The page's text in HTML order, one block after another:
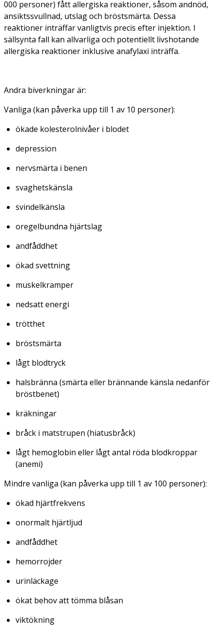
000 personer) fått allergiska reaktioner, såsom andnöd,
ansiktssvullnad, utslag och bröstsmärta. Dessa
reaktioner inträffar vanligtvis precis efter injektion. I
sällsynta fall kan allvarliga och potentiellt livshotande
allergiska reaktioner inklusive anafylaxi inträffa.
Andra biverkningar är:
Vanliga (kan påverka upp till 1 av 10 personer):
ökade kolesterolnivåer i blodet
depression
nervsmärta i benen
svaghetskänsla
svindelkänsla
oregelbundna hjärtslag
andfåddhet
ökad svettning
muskelkramper
nedsatt energi
trötthet
bröstsmärta
lågt blodtryck
halsbränna (smärta eller brännande känsla nedanför
bröstbenet)
kräkningar
bråck i matstrupen (hiatusbråck)
lågt hemoglobin eller lågt antal röda blodkroppar
(anemi)
Mindre vanliga (kan påverka upp till 1 av 100 personer):
ökad hjärtfrekvens
onormalt hjärtljud
andfåddhet
hemorrojder
urinläckage
ökat behov att tömma blåsan
viktökning